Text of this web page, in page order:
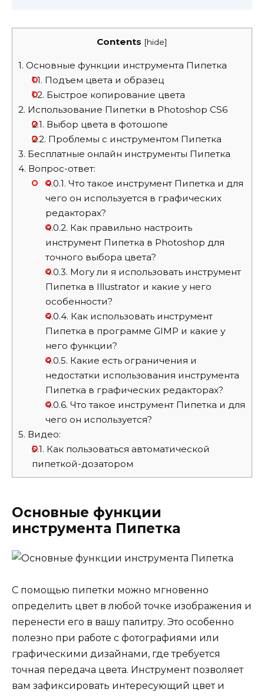
Contents [hide]
1. Основные функции инструмента Пипетка
1.1. Подъем цвета и образец
1.2. Быстрое копирование цвета
2. Использование Пипетки в Photoshop CS6
2.1. Выбор цвета в фотошопе
2.2. Проблемы с инструментом Пипетка
3. Бесплатные онлайн инструменты Пипетка
4. Вопрос-ответ:
4.0.1. Что такое инструмент Пипетка и для
чего он используется в графических
редакторах?
4.0.2. Как правильно настроить
инструмент Пипетка в Photoshop для
точного выбора цвета?
4.0.3. Могу ли я использовать инструмент
Пипетка в Illustrator и какие у него
особенности?
4.0.4. Как использовать инструмент
Пипетка в программе GIMP и какие у
него функции?
4.0.5. Какие есть ограничения и
недостатки использования инструмента
Пипетка в графических редакторах?
4.0.6. Что такое инструмент Пипетка и для
чего он используется?
5. Видео:
5.1. Как пользоваться автоматической
пипеткой-дозатором
Основные функции
инструмента Пипетка
С помощью пипетки можно мгновенно
определить цвет в любой точке изображения и
перенести его в вашу палитру. Это особенно
полезно при работе с фотографиями или
графическими дизайнами, где требуется
точная передача цвета. Инструмент позволяет
вам зафиксировать интересующий цвет и